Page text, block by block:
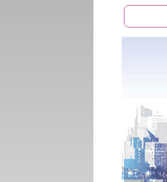
Пошукова
Пошук